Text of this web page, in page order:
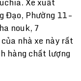
Đạo, Phường 11 –
nouk, 7
nhà xe này rất
hàng chất lượng